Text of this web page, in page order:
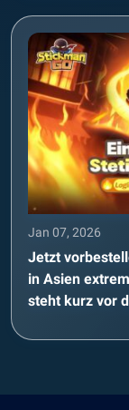
Jan 07, 2026
Jetzt
in Asien
steht kurz vor